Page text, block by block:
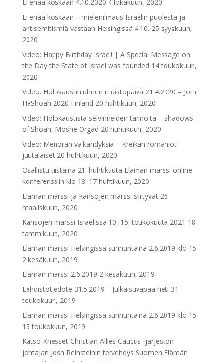
Ei enää koskaan 4.10.2020 4 lokakuun, 2020
Ei enää koskaan – mielenilmaus Israelin puolesta ja
antisemitismiä vastaan Helsingissä 4.10. 25 syyskuun,
2020
Video: Happy Birthday Israel! | A Special Message on
the Day the State of Israel was founded 14 toukokuun,
2020
Video: Holokaustin uhrien muistopäivä 21.4.2020 – Jom
HaShoah 2020 Finland 20 huhtikuun, 2020
Video: Holokaustista selvinneiden tarinoita – Shadows
of Shoah, Moshe Orgad 20 huhtikuun, 2020
Video: Menoran välkähdyksiä – Kreikan romaniot-
juutalaiset 20 huhtikuun, 2020
Osallistu tiistaina 21. huhtikuuta Elämän marssi online
konferenssiin klo 18! 17 huhtikuun, 2020
Elämän marssi ja Kansojen marssi siirtyvät 26
maaliskuun, 2020
Kansojen marssi Israelissa 10.-15. toukokuuta 2021 18
tammikuun, 2020
Elämän marssi Helsingissä sunnuntaina 2.6.2019 klo 15
2 kesäkuun, 2019
Elämän marssi 2.6.2019 2 kesäkuun, 2019
Lehdistötiedote 31.5.2019 – Julkaisuvapaa heti 31
toukokuun, 2019
Elämän marssi Helsingissä sunnuntaina 2.6.2019 klo 15
15 toukokuun, 2019
Katso Knesset Christian Allies Caucus -järjestön
johtajan Josh Reinsteinin tervehdys Suomen Elämän